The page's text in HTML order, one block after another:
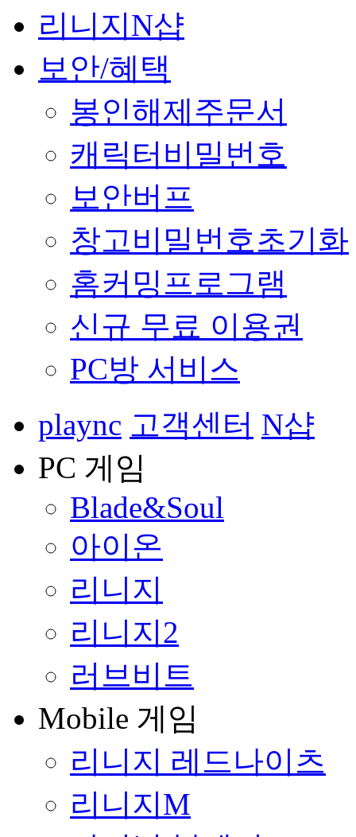
리니지N샵
보안/혜택
봉인해제주문서
캐릭터비밀번호
보안버프
창고비밀번호초기화
홈커밍프로그램
신규 무료 이용권
PC방 서비스
plaync 고객센터 N샵
PC 게임
Blade&Soul
아이온
리니지
리니지2
러브비트
Mobile 게임
리니지 레드나이츠
리니지M